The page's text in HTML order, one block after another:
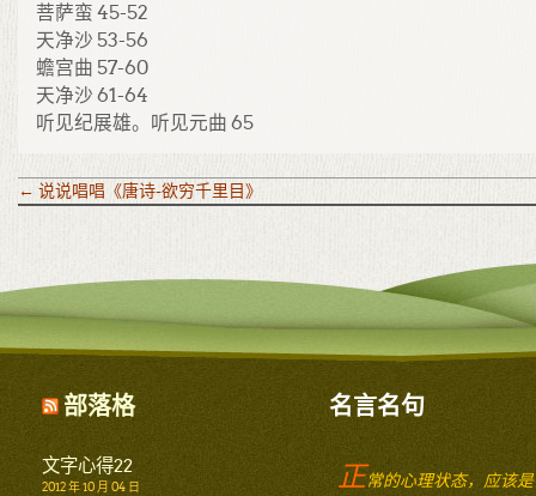
菩萨蛮 45-52
天净沙 53-56
蟾宫曲 57-60
天净沙 61-64
听见纪展雄。听见元曲 65
← 说说唱唱《唐诗-欲穷千里目》
部落格
文字心得22
2012 年 10 月 04 日
名言名句
正常的心理状态，应该是